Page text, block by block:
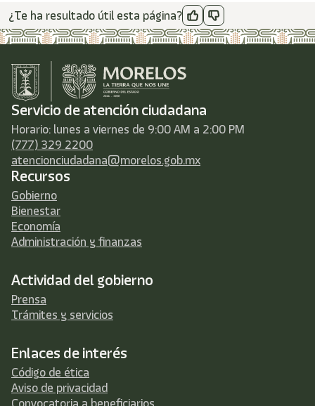
¿Te ha resultado útil esta página?
Servicio de atención ciudadana
Horario: lunes a viernes de 9:00 AM a 2:00 PM
(777) 329 2200
atencionciudadana@morelos.gob.mx
Recursos
Gobierno
Bienestar
Economía
Administración y finanzas
Actividad del gobierno
Prensa
Trámites y servicios
Enlaces de interés
Código de ética
Aviso de privacidad